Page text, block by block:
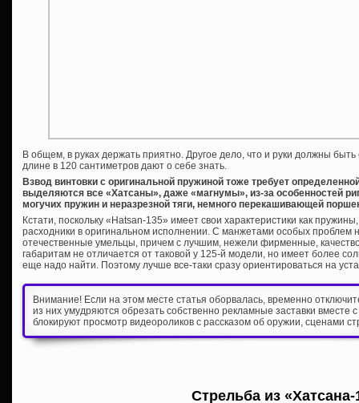
В общем, в руках держать приятно. Другое дело, что и руки должны
длине в 120 сантиметров дают о себе знать.
Взвод винтовки с оригинальной пружиной тоже требует
выделяются все «Хатсаны», даже «магнумы», из-за особенностей
могучих пружин и неразрезной тяги, немного перекашивающей
Кстати, поскольку «Hatsan-135» имеет свои характеристики как
расходники в оригинальном исполнении. С манжетами особых проблем
отечественные умельцы, причем с лучшим, нежели фирменные,
габаритам не отличается от таковой у 125-й модели, но имеет более
еще надо найти. Поэтому лучше все-таки сразу ориентироваться на
Внимание! Если на этом месте статья оборвалась, временно
из них умудряются обрезать собственно рекламные заставки вместе
блокируют просмотр видеороликов с рассказом об оружии, сценами
Стрельба из «Хатсана-